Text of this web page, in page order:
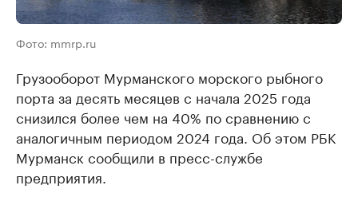
Фото: mmrp.ru
Грузооборот Мурманского морского рыбного
порта за десять месяцев с начала 2025 года
снизился более чем на 40% по сравнению с
аналогичным периодом 2024 года. Об этом РБК
Мурманск сообщили в пресс-службе
предприятия.